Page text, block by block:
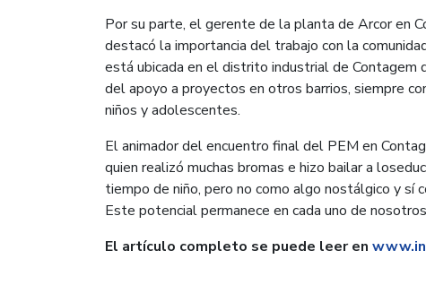
Por su parte, el gerente de la planta de Arcor en
destacó la importancia del trabajo con la
está ubicada en el distrito industrial de Contagem
del apoyo a proyectos en otros barrios, siempre
niños y adolescentes.
El animador del encuentro final del PEM en
quien realizó muchas bromas e hizo bailar a
tiempo de niño, pero no como algo nostálgico y sí
Este potencial permanece en cada uno de
El artículo completo se puede leer en